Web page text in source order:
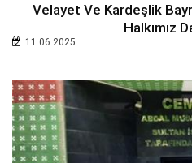
Velayet Ve Kardeşlik
Halkımız
11.06.2025